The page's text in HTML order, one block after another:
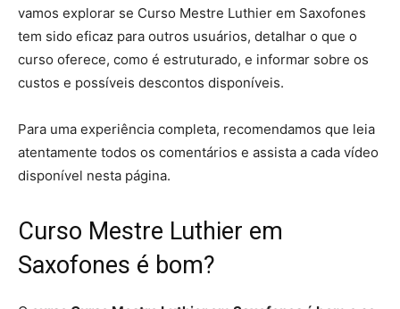
vamos explorar se Curso Mestre Luthier em Saxofones
tem sido eficaz para outros usuários, detalhar o que o
curso oferece, como é estruturado, e informar sobre os
custos e possíveis descontos disponíveis.
Para uma experiência completa, recomendamos que leia
atentamente todos os comentários e assista a cada vídeo
disponível nesta página.
Curso Mestre Luthier em
Saxofones é bom?